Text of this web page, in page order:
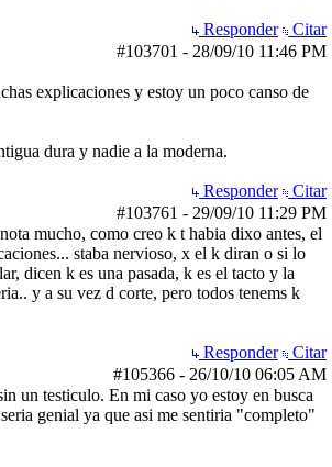
Responder
Citar
#103701 - 28/09/10 11:46 PM
explicaciones y estoy un poco canso de
dura y nadie a la moderna.
Responder
Citar
#103761 - 29/09/10 11:29 PM
mucho, como creo k t habia dixo antes, el
staba nervioso, x el k diran o si lo
dicen k es una pasada, k es el tacto y la
y a su vez d corte, pero todos tenems k
Responder
Citar
#105366 - 26/10/10 06:05 AM
un testiculo. En mi caso yo estoy en busca
genial ya que asi me sentiria "completo"